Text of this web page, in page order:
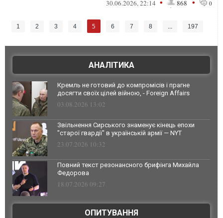
30.06.2026, 22:14 • 868 • 0
1 2 3 4 5 6 7 8 ... 197
АНАЛІТИКА
Кремль не готовий до компромісів і прагне
досягти своїх цілей війною, - Foreign Affairs
03.08.2026 13:02
Звільнення Сирського знаменує кінець епохи
"старої гвардії" в українській армії — NYT
23.07.2026 10:32
Повний текст резонансного брифінга Михайла
Федорова
18.07.2026 09:27
ОПИТУВАННЯ